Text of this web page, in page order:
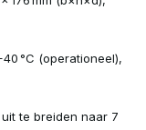
°C (operationeel),
te breiden naar 7